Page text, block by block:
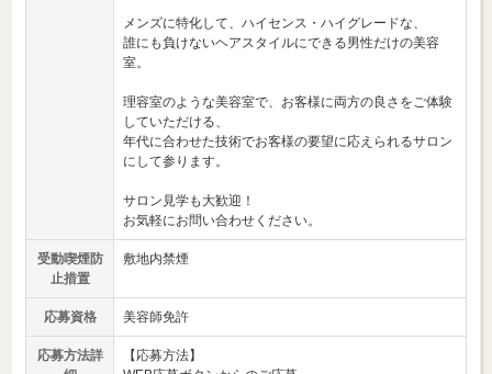
メンズに特化して、ハイセンス・ハイグレードな、
誰にも負けないヘアスタイルにできる男性だけの美容
室。
理容室のような美容室で、お客様に両方の良さをご体験
していただける、
年代に合わせた技術でお客様の要望に応えられるサロン
にして参ります。
サロン見学も大歓迎！
お気軽にお問い合わせください。
受動喫煙防
止措置
敷地内禁煙
応募資格 美容師免許
応募方法詳
【応募方法】